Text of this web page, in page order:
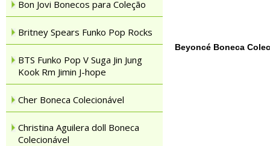
Bon Jovi Bonecos para Coleção
Britney Spears Funko Pop Rocks
BTS Funko Pop V Suga Jin Jung
Kook Rm Jimin J-hope
Cher Boneca Colecionável
Christina Aguilera doll Boneca
Colecionável
Beyoncé Boneca